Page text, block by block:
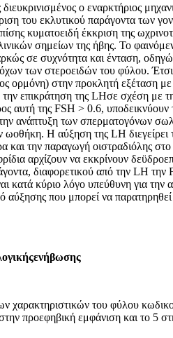
ο εναρκτήριος
του εκλυτικού παράγοντα των
κυματοειδή έκκριση της
σημείων της ήβης. Το
σε συχνότητα και ένταση,
των στεροειδών του φύλου.
ορμόνη) στην προκλητή
την επικράτηση της LHσε σχέση
αυτή της FSH > 0.6,
ανάπτυξη των σπερματογόνων
ωοθήκη. Η αύξηση της LH
και την παραγωγή οιστραδιόλης
αρχίζουν να εκκρίνουν
διαφορετικού από την LH
κατά κύριο λόγο υπεύθυνη για
αύξησης που μπορεί να
χαρακτηριστικών του φύλου
στην προεφηβική εμφάνιση και το 5